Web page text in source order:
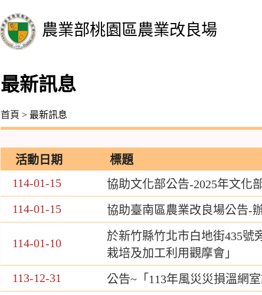
農業部桃園區農業改良場
最新訊息
首頁 > 最新訊息
活動日期
標題
114-01-15
協助文化部公告-2025年文化
114-01-15
協助臺南區農業改良場公告-
114-01-10
於新竹縣竹北市白地街435號
栽培及加工利用觀摩會」
113-12-31
公告~「113年風災災損溫網